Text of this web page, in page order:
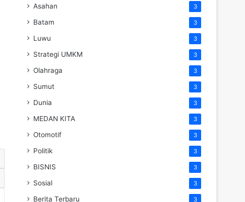
Asahan 3
Batam 3
Luwu 3
Strategi UMKM 3
Olahraga 3
Sumut 3
Dunia 3
MEDAN KITA 3
Otomotif 3
Politik 3
BISNIS 3
Sosial 3
Berita Terbaru 3